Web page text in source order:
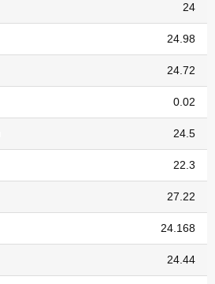
24
24.98
24.72
0.02
24.5
22.3
27.22
24.168
24.44